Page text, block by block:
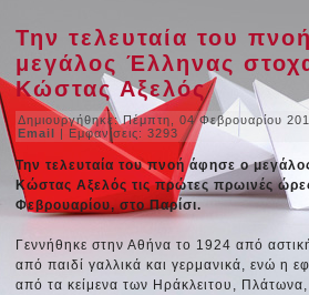
Την τελευταία του
μεγάλος Έλληνας
Κώστας Αξελός
Δημιουργήθηκε: Πέμπτη, 04 Φεβρουαρίου
Email | Εμφανίσεις: 3293
Την τελευταία του πνοή άφησε ο
Κώστας Αξελός τις πρώτες πρωινές
Φεβρουαρίου, στο Παρίσι.
Γεννήθηκε στην Αθήνα το 1924 από
από παιδί γαλλικά και γερμανικά, ενώ η
από τα κείμενα των Ηράκλειτου,